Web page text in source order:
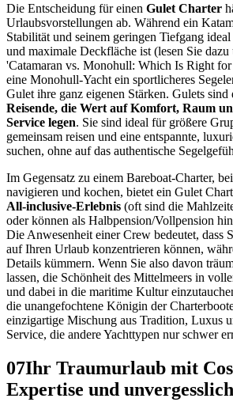
Die Entscheidung für einen Gulet Charter
Urlaubsvorstellungen ab. Während ein
Stabilität und seinem geringen Tiefgang
und maximale Deckfläche ist (lesen Sie
'Catamaran vs. Monohull: Which Is Right
eine Monohull-Yacht ein sportlicheres
Gulet ihre ganz eigenen Stärken. Gulets sind
Reisende, die Wert auf Komfort, Raum
Service legen. Sie sind ideal für größere
gemeinsam reisen und eine entspannte,
suchen, ohne auf das authentische
Im Gegensatz zu einem Bareboat-Charter,
navigieren und kochen, bietet ein Gulet
All-inclusive-Erlebnis (oft sind die
oder können als Halbpension/Vollpension
Die Anwesenheit einer Crew bedeutet, dass
auf Ihren Urlaub konzentrieren können,
Details kümmern. Wenn Sie also davon
lassen, die Schönheit des Mittelmeers in
und dabei in die maritime Kultur
die unangefochtene Königin der
einzigartige Mischung aus Tradition, Luxus
Service, die andere Yachttypen nur schwer
07Ihr Traumurlaub mit
Expertise und